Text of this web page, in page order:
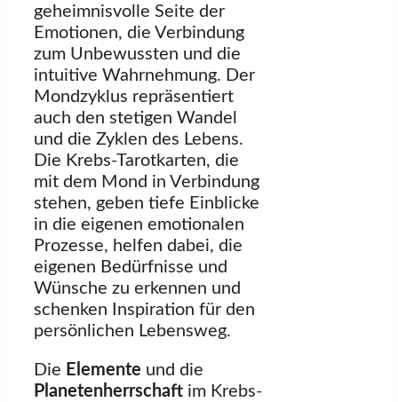
geheimnisvolle Seite der
Emotionen, die Verbindung
zum Unbewussten und die
intuitive Wahrnehmung. Der
Mondzyklus repräsentiert
auch den stetigen Wandel
und die Zyklen des Lebens.
Die Krebs-Tarotkarten, die
mit dem Mond in Verbindung
stehen, geben tiefe Einblicke
in die eigenen emotionalen
Prozesse, helfen dabei, die
eigenen Bedürfnisse und
Wünsche zu erkennen und
schenken Inspiration für den
persönlichen Lebensweg.
Die Elemente und die
Planetenherrschaft im Krebs-